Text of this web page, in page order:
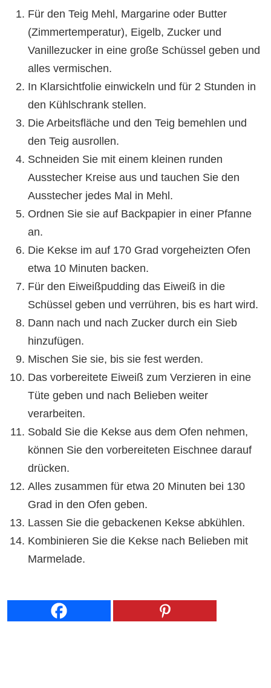
Für den Teig Mehl, Margarine oder Butter
(Zimmertemperatur), Eigelb, Zucker und
Vanillezucker in eine große Schüssel geben und
alles vermischen.
In Klarsichtfolie einwickeln und für 2 Stunden in
den Kühlschrank stellen.
Die Arbeitsfläche und den Teig bemehlen und
den Teig ausrollen.
Schneiden Sie mit einem kleinen runden
Ausstecher Kreise aus und tauchen Sie den
Ausstecher jedes Mal in Mehl.
Ordnen Sie sie auf Backpapier in einer Pfanne
an.
Die Kekse im auf 170 Grad vorgeheizten Ofen
etwa 10 Minuten backen.
Für den Eiweißpudding das Eiweiß in die
Schüssel geben und verrühren, bis es hart wird.
Dann nach und nach Zucker durch ein Sieb
hinzufügen.
Mischen Sie sie, bis sie fest werden.
Das vorbereitete Eiweiß zum Verzieren in eine
Tüte geben und nach Belieben weiter
verarbeiten.
Sobald Sie die Kekse aus dem Ofen nehmen,
können Sie den vorbereiteten Eischnee darauf
drücken.
Alles zusammen für etwa 20 Minuten bei 130
Grad in den Ofen geben.
Lassen Sie die gebackenen Kekse abkühlen.
Kombinieren Sie die Kekse nach Belieben mit
Marmelade.